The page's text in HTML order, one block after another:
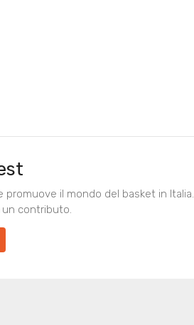
il mondo del basket in Italia.
contributo.